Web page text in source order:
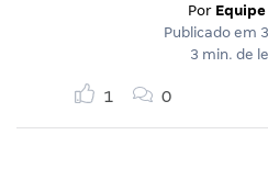
Por
Publicado em
3 min. de
1 0